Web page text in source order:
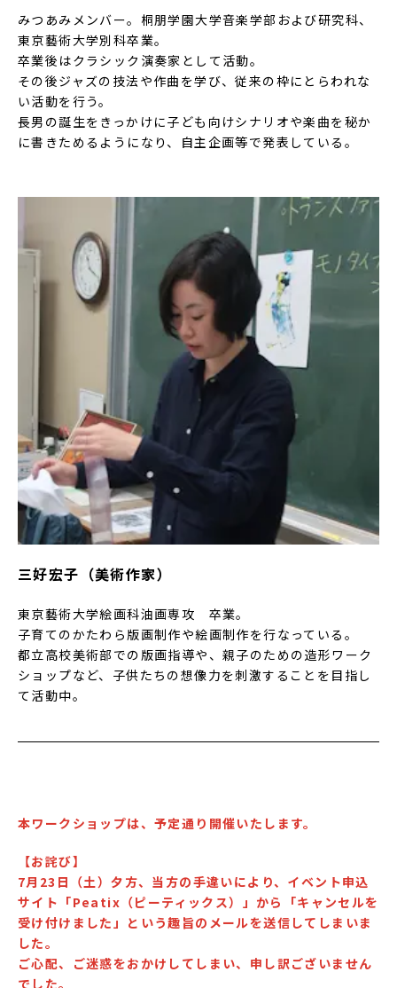
みつあみメンバー。桐朋学園大学音楽学部および研究科、
東京藝術大学別科卒業。
卒業後はクラシック演奏家として活動。
その後ジャズの技法や作曲を学び、従来の枠にとらわれな
い活動を行う。
長男の誕生をきっかけに子ども向けシナリオや楽曲を秘か
に書きためるようになり、自主企画等で発表している。
三好宏子（美術作家）
東京藝術大学絵画科油画専攻 卒業。
子育てのかたわら版画制作や絵画制作を行なっている。
都立高校美術部での版画指導や、親子のための造形ワーク
ショップなど、子供たちの想像力を刺激することを目指し
て活動中。
本ワークショップは、予定通り開催いたします。
【お詫び】
7月23日（土）夕方、当方の手違いにより、イベント申込
サイト「Peatix（ピーティックス）」から「キャンセルを
受け付けました」という趣旨のメールを送信してしまいま
した。
ご心配、ご迷惑をおかけしてしまい、申し訳ございません
でした。